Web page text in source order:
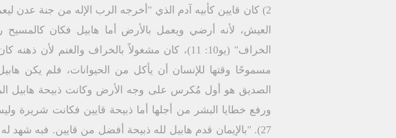
العيش، لأنه أرضي ويعمل بالأرض أما هابيل فكان كالمسيح
الخراف" (يو10: 11)، كان مشغولاً بالخراف والغنم
مسموحًا وقتها للإنسان أن يأكل من الحيوانات، فلم يكن
الصديق هو أول مُكرس على وجه الأرض وكانت ذبيحة هابيل